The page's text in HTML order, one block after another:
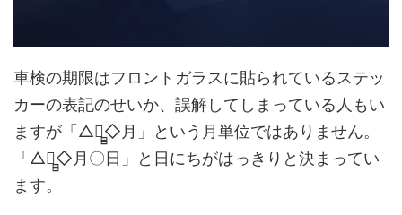
車検の期限はフロントガラスに貼られているステッ
カーの表記のせいか、誤解してしまっている人もい
ますが「△年̻̻◇月」という月単位ではありません。
「△年̻̻◇月〇日」と日にちがはっきりと決まってい
ます。